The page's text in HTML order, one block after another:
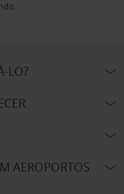
LO?
AEROPORTOS